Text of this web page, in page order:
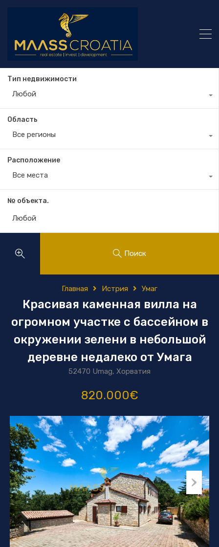
Тип недвижимости
Любой
Область
Все регионы
Расположение
Все места
№ объекта.
Поиск
Главная Истрия Умаг
Красивая каменная вилла на
огромном участке с бассейном в
окружении зелени в небольшой
деревне недалеко от Умага
52470 Umag, Хорватия
820.000€